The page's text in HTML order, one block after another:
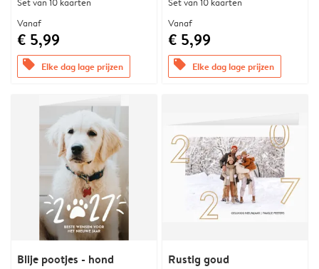
Vanaf
€ 5,99
offers Elke dag lage prijzen
Vanaf
€ 5,99
offers Elke dag lage prijzen
Blije pootjes - hond Rustig goud